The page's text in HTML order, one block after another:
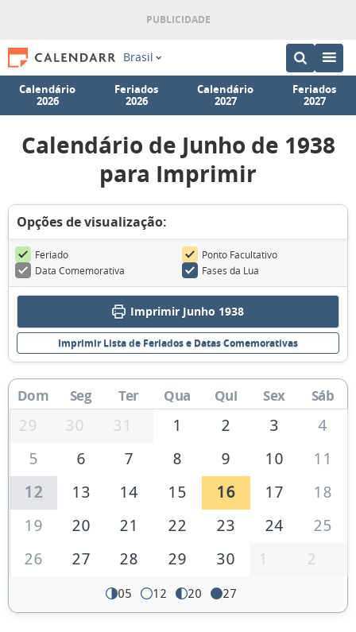
Brasil
Calendário
2026
Feriados
2026
Calendário
2027
Feriados
2027
Calendário de Junho de 1938
para Imprimir
Opções de visualização:
Feriado
Ponto Facultativo
Data Comemorativa
Fases da Lua
Imprimir Junho 1938
Imprimir Lista de Feriados e Datas Comemorativas
Dom Seg Ter Qua Qui Sex Sáb
29 30 31 1 2 3
4
5
6 7 8 9 10
11
12
13 14 15 16 17
18
19
20 21 22 23 24
25
26
27 28 29 30 1 2
05 12 20 27